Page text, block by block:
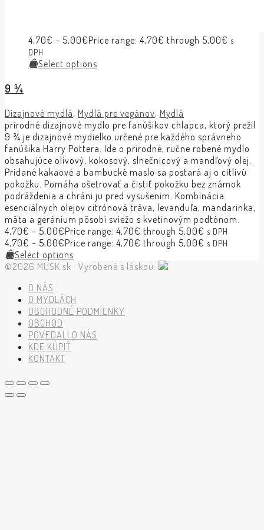
4,70€ – 5,00€Price range: 4,70€ through 5,00€ s
DPH
Select options
9 ¾
Dizajnové mydlá, Mydlá pre vegánov, Mydlá
prírodné dizajnové mydlo pre fanúšikov chlapca, ktorý prežil
9 ¾ je dizajnové mydielko určené pre každého správneho
fanúšika Harry Pottera. Ide o prírodné, ručne robené mydlo
obsahujúce olivový, kokosový, slnečnicový a mandľový olej.
Pridané kakaové a bambucké maslo sa postará aj o citlivú
pokožku. Pomáha ošetrovať a čistiť pokožku bez známok
podráždenia a chráni ju pred vysušením. Kombinácia
esenciálnych olejov citrónová tráva, levanduľa, mandarínka,
mäta a geránium pôsobí sviežo s kvetinovým podtónom.
4,70€ – 5,00€Price range: 4,70€ through 5,00€ s DPH
4,70€ – 5,00€Price range: 4,70€ through 5,00€ s DPH
Select options
©2026 MUSK.sk · Vyrobené s láskou.
O NÁS
O MYDLÁCH
OBCHODNÉ PODMIENKY
OBCHOD
POVEDALI O NÁS
KDE KÚPIŤ
KONTAKT